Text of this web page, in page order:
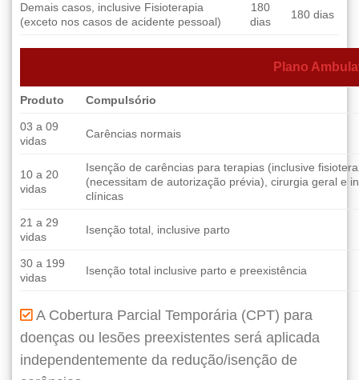
Demais casos, inclusive Fisioterapia
(exceto nos casos de acidente pessoal)
180
dias
180 dias
Plano
Produto Compulsório
03 a 09
vidas
Carências normais
10 a 20
vidas
Isenção de carências para terapias (inclusive
(necessitam de autorização prévia), cirurgia geral e
clínicas
21 a 29
vidas
Isenção total, inclusive parto
30 a 199
vidas
Isenção total inclusive parto e preexistência
A Cobertura Parcial Temporária (CPT) para
doenças ou lesões preexistentes será aplicada
independentemente da redução/isenção de